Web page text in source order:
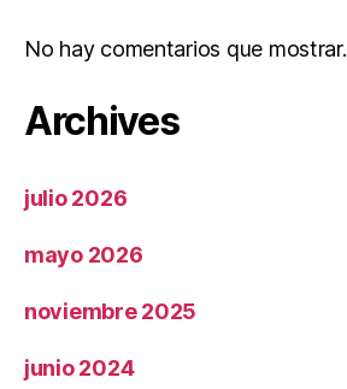
No hay comentarios que mostrar.
Archives
julio 2026
mayo 2026
noviembre 2025
junio 2024